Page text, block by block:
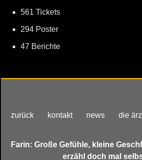
561 Tickets
294 Poster
47 Berichte
zurück kontakt news die
Farin: Große Gefühle, kleine
erzähl doch mal